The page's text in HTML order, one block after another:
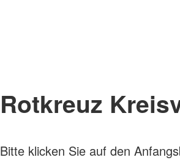
Rotkreuz
Bitte klicken Sie auf den